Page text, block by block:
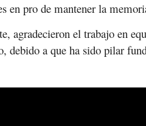
en pro de mantener la
agradecieron el trabajo en
debido a que ha sido pilar